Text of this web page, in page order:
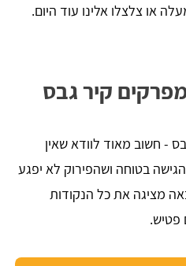
או צלצלו אלינו עוד היום.
קיר גבס
- חשוב מאוד לוודא שאין
בטוחה ושהפירוק לא יפגע
מציגה את כל הנקודות
פטיש.